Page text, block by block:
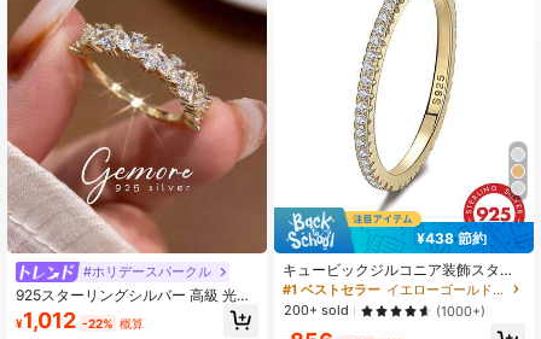
4.83 31K フォロワー
4.83 31K フォロワー
#ホリデースパークル
925スターリングシルバー 高級 光沢
のある馬の目型ジルコニア インレイ
リング 1個、女の子の日常通勤、装
¥1,012 -22% 概算
¥438 節約
キュービックジルコニア装飾スター
リングシルバーリング、ウェディン
グエンゲージメントブライダルジュ
エリー
#1 ベストセラー
イエローゴールド ファインシングルリング
200+ sold
(1000+)